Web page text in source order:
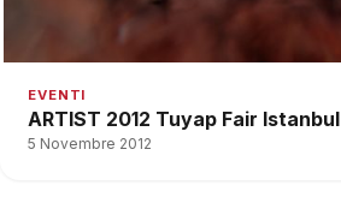
EVENTI
ARTIST 2012 Tuyap Fair Istanbul
5 Novembre 2012